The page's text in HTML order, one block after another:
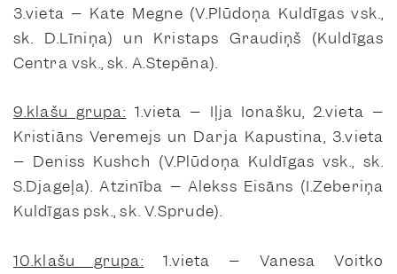
3.vieta – Kate Megne (V.Plūdoņa Kuldīgas vsk.,
sk. D.Līniņa) un Kristaps Graudiņš (Kuldīgas
Centra vsk., sk. A.Stepēna).
9.klašu grupa: 1.vieta – Iļja Ionašku, 2.vieta –
Kristiāns Veremejs un Darja Kapustina, 3.vieta
– Deniss Kushch (V.Plūdoņa Kuldīgas vsk., sk.
S.Djageļa). Atzinība – Alekss Eisāns (I.Zeberiņa
Kuldīgas psk., sk. V.Sprude).
10.klašu grupa: 1.vieta – Vanesa Voitko